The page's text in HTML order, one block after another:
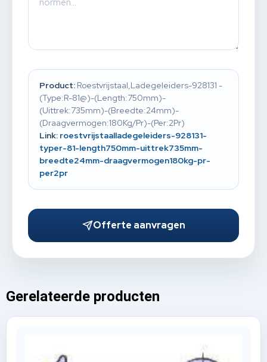
Product: Roestvrijstaal,Ladegeleiders-928131 -
(Type:R-81@)-(Length:750mm)-
(Uittrek:735mm)-(Breedte:24mm)-
(Draagvermogen:180Kg/Pr)-(Per:2Pr)
Link: roestvrijstaalladegeleiders-928131-
typer-81-length750mm-uittrek735mm-
breedte24mm-draagvermogen180kg-pr-
per2pr
Offerte aanvragen
Gerelateerde producten